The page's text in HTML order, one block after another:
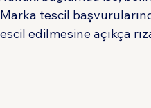
tescil
edilmesine açıkça